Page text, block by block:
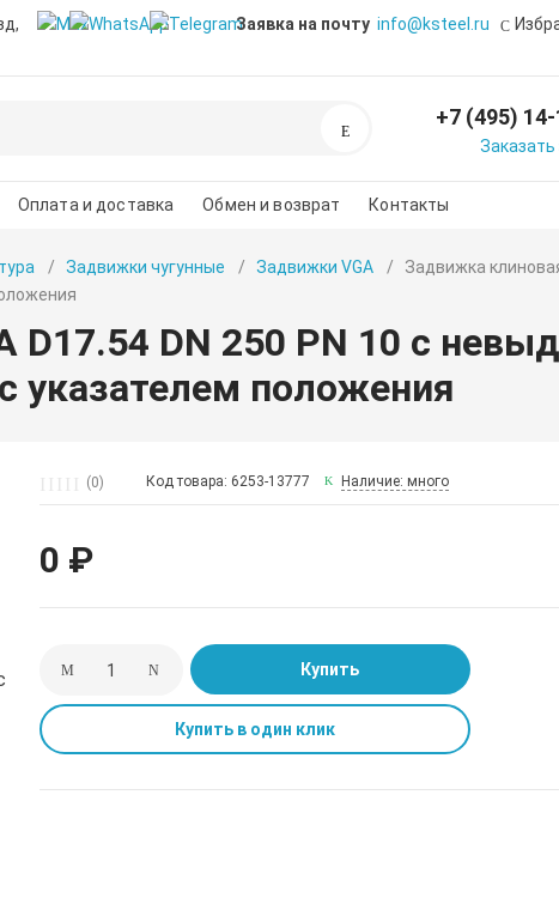
Заявка на почту info@ksteel.ru
Поиск +7 (495)
Заказать
Оплата и доставка Обмен и возврат Контакты
Задвижки чугунные Задвижки VGA
Задвижка
D17.54 DN 250 PN 10 с
указателем положения
(0) Код товара: 6253-13777 Наличие: много
0 ₽
Купить
Купить в один клик